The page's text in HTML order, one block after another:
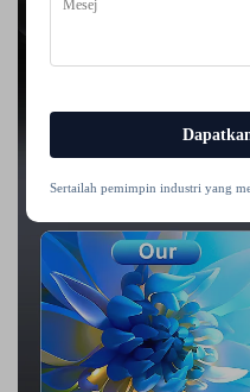
Sertailah pemimpin industri yang